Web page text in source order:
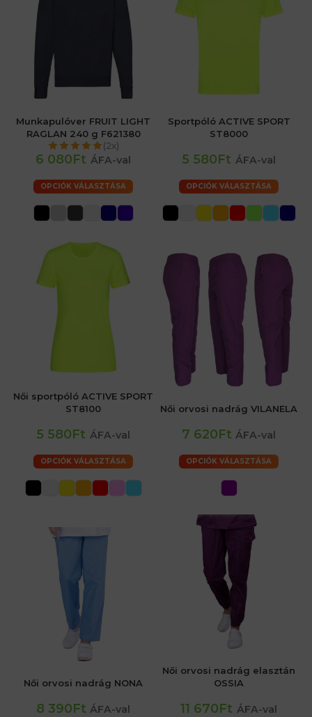
Munkapulóver FRUIT LIGHT
RAGLAN 240 g F621380
(2x)
6 080Ft ÁFA-val
OPCIÓK VÁLASZTÁSA
Sportpóló ACTIVE SPORT
ST8000
5 580Ft ÁFA-val
OPCIÓK VÁLASZTÁSA
Női sportpóló ACTIVE SPORT
ST8100
5 580Ft ÁFA-val
OPCIÓK VÁLASZTÁSA
Női orvosi nadrág VILANELA
7 620Ft ÁFA-val
OPCIÓK VÁLASZTÁSA
Női orvosi nadrág NONA
8 390Ft ÁFA-val
Női orvosi nadrág elasztán
OSSIA
11 670Ft ÁFA-val